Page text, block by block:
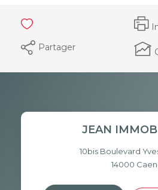
Partager
JEAN
10bis Boulevard
14000 Caen